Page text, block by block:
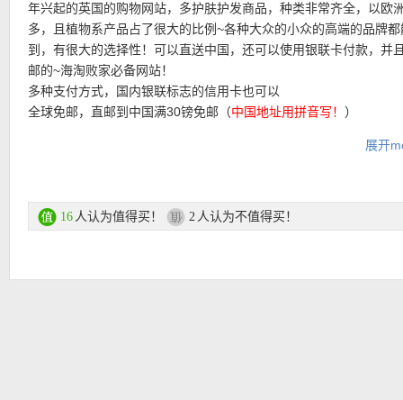
热门商品推荐：
★众女星心头爱-Lulu Guinness经典红唇包 特价5折
丰盈的红唇让人想咬一口，难掩的性感中透着一股俏皮的气息，这
想要的外在，却做成了实际商品可以拿在手上，是不是很神奇？女
重推后多少人着了魔似的想要这款包，碧昂斯、凯特·摩丝甚至新晋
杰伦嫂昆凌都拜倒在热辣红唇之下~
年兴起的英国的购物网站，多护肤护发商品，种类非常齐全，以欧
多，且植物系产品占了很大的比例~各种大众的小众的高端的品牌
到，有很大的选择性！可以直送中国，还可以使用银联卡付款，并
邮的~海淘败家必备网站！
多种支付方式，国内银联标志的信用卡也可以
全球免邮，直邮到中国满30镑免邮（中国地址用拼音写！ ）
国内小伙伴（IP在中国）页面右上角选择欧元，付款时可选择支付
展开
16 人认为值得买！ 2 人认为不值得买！